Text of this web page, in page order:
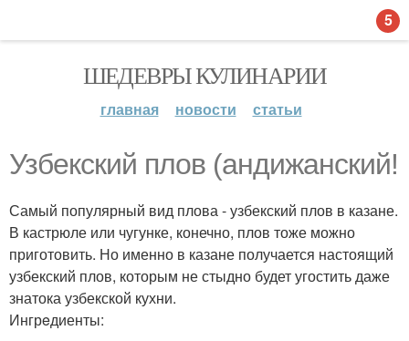
ШЕДЕВРЫ КУЛИНАРИИ
главная новости статьи
Узбeкский плов (андижaнcкий!
Самый популярный вид плова - узбекский плов в казане.
В кастрюле или чугунке, конечно, плов тоже можно
приготовить. Но именно в казане получается настоящий
узбекский плов, которым не стыдно будет угостить даже
знатока узбекской кухни.
Ингрeдиенты:
5